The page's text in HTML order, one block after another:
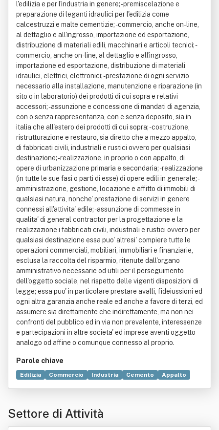
l'edilizia e per l'industria in genere; - premiscelazione e
preparazione di leganti idraulici per l'edilizia come
calcestruzzi e malte cementizie; - commercio, anche on-line,
al dettaglio e all'ingrosso, importazione ed esportazione,
distribuzione di materiali edili, macchinari e articoli tecnici; -
commercio, anche on-line, al dettaglio e all'ingrosso,
importazione ed esportazione, distribuzione di materiali
idraulici, elettrici, elettronici; - prestazione di ogni servizio
necessario alla installazione, manutenzione e riparazione (in
sito o in laboratorio) dei prodotti di cui sopra e relativi
accessori; - assunzione e concessione di mandati di agenzia,
con o senza rappresentanza, con e senza deposito, sia in
italia che all'estero dei prodotti di cui sopra; - costruzione,
ristrutturazione e restauro, sia diretto che a mezzo appalto,
di fabbricati civili, industriali e rustici ovvero per qualsiasi
destinazione; - realizzazione, in proprio o con appalto, di
opere di urbanizzazione primaria e secondaria; - realizzazione
(in tutte le sue fasi o parti di esse) di opere edili in generale; -
amministrazione, gestione, locazione e affitto di immobili di
qualsiasi natura, nonche' prestazione di servizi in genere
connessi all'attivita' edile; - assunzione di commesse in
qualita' di general contractor per la progettazione e la
realizzazione i fabbricati civili, industriali e rustici ovvero per
qualsiasi destinazione essa puo' altresi' compiere tutte le
operazioni commerciali, mobiliari, immobiliari e finanziarie,
esclusa la raccolta del risparmio, ritenute dall'organo
amministrativo necessarie od utili per il perseguimento
dell'oggetto sociale, nel rispetto delle vigenti disposizioni di
legge; essa puo' in particolare prestare avalli, fideiussioni ed
ogni altra garanzia anche reale ed anche a favore di terzi, ed
assumere sia direttamente che indirettamente, ma non nei
confronti del pubblico ed in via non prevalente, interessenze
e partecipazioni in altre societa' ed imprese aventi oggetto
analogo od affine o comunque connesso al proprio.
Parole chiave
Edilizia Commercio Industria Cemento
Appalto
Macchina
Manutenzione
Settore di Attività